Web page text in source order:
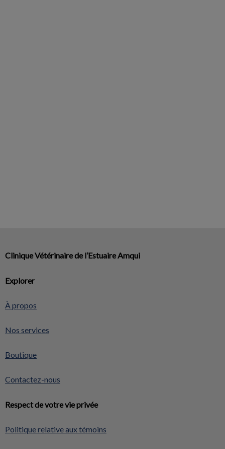
Explorer
À propos
Nos services
Boutique
Contactez-nous
Respect de votre vie privée
Politique relative aux témoins
Clinique Vétérinaire de l’Estuaire Amqui